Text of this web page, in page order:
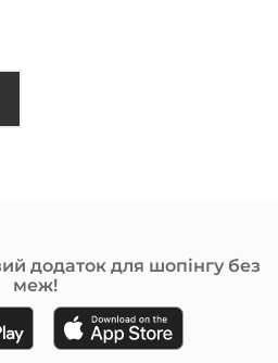
додаток для шопінгу без
меж!